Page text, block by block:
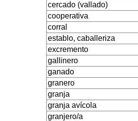
cercado (vallado)
cooperativa
corral
establo, caballeriza
excremento
gallinero
ganado
granero
granja
granja avícola
granjero/a